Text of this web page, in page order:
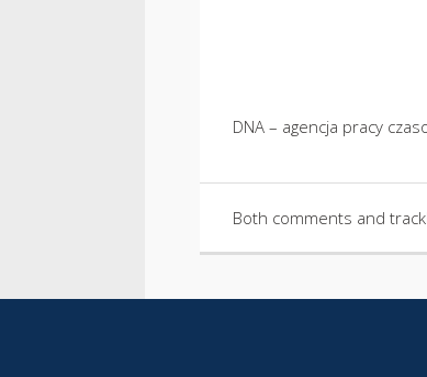
DNA – agencja pracy
Both comments and